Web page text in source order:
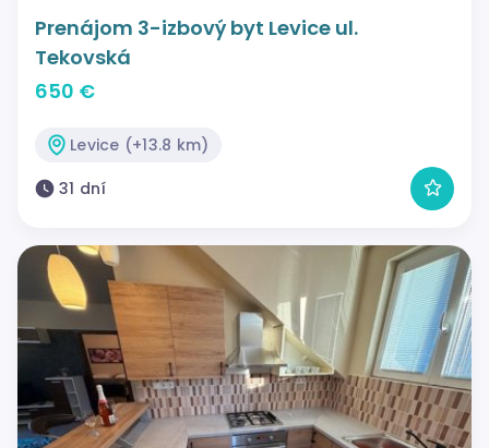
Prenájom 3-izbový byt Levice ul.
Tekovská
650 €
Levice (+13.8 km)
31 dní